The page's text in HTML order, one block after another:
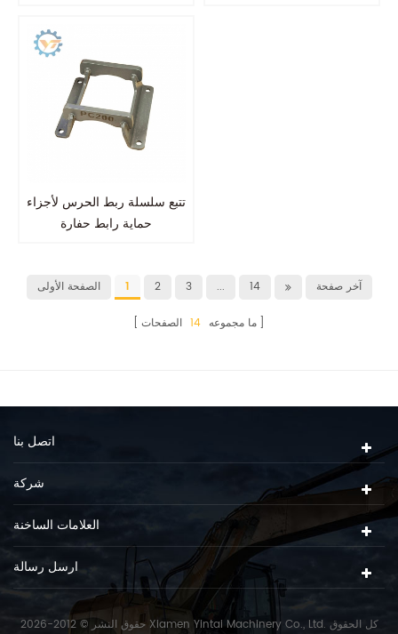
تتبع سلسلة ربط الحرس لأجزاء
حماية رابط حفارة
الصفحة الأولى 1 2 3 ... 14 آخر صفحة
ما مجموعه 14 الصفحات
اتصل بنا
شركة
العلامات الساخنة
ارسل رسالة
حقوق النشر © 2012-2026 Xiamen Yintai Machinery Co., Ltd. كل الحقوق